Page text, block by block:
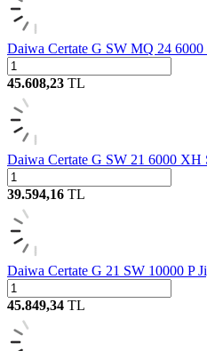
Daiwa Certate G SW MQ 24
45.608,23 TL
Daiwa Certate G SW 21 6000 XH
39.594,16 TL
Daiwa Certate G 21 SW 10000 P
45.849,34 TL